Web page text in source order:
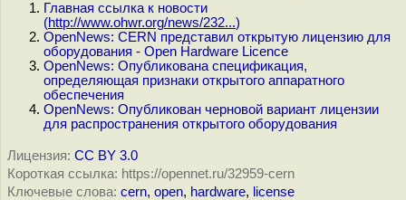
Главная ссылка к новости
(http://www.ohwr.org/news/232...)
OpenNews: CERN представил открытую лицензию для
оборудования - Open Hardware Licence
OpenNews: Опубликована спецификация,
определяющая признаки открытого аппаратного
обеспечения
OpenNews: Опубликован черновой вариант лицензии
для распространения открытого оборудования
Лицензия: CC BY 3.0
Короткая ссылка: https://opennet.ru/32959-cern
Ключевые слова: cern, open, hardware, license